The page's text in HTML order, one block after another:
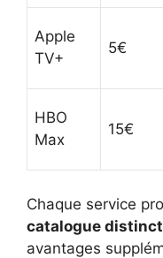
Apple
TV+
5€
HBO
Max
15€
Chaque service
catalogue distinct
avantages